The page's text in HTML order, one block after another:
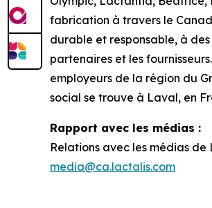
fabrication à travers le
durable et responsable, à
partenaires et les
employeurs de la région du
social se trouve à Laval, en
Rapport avec les médias :
Relations avec les médias
media@ca.lactalis.com